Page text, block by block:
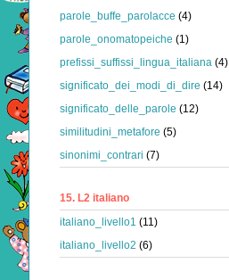
parole_buffe_parolacce (4)
parole_onomatopeiche (1)
prefissi_suffissi_lingua_italiana (4)
significato_dei_modi_di_dire (14)
significato_delle_parole (12)
similitudini_metafore (5)
sinonimi_contrari (7)
15. L2 italiano
italiano_livello1 (11)
italiano_livello2 (6)